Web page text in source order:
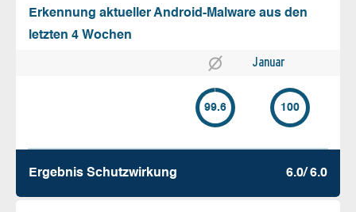
Erkennung aktueller Android-Malware aus den
letzten 4 Wochen
Januar
99.6 100
Ergebnis Schutz­wirkung 6.0/ 6.0